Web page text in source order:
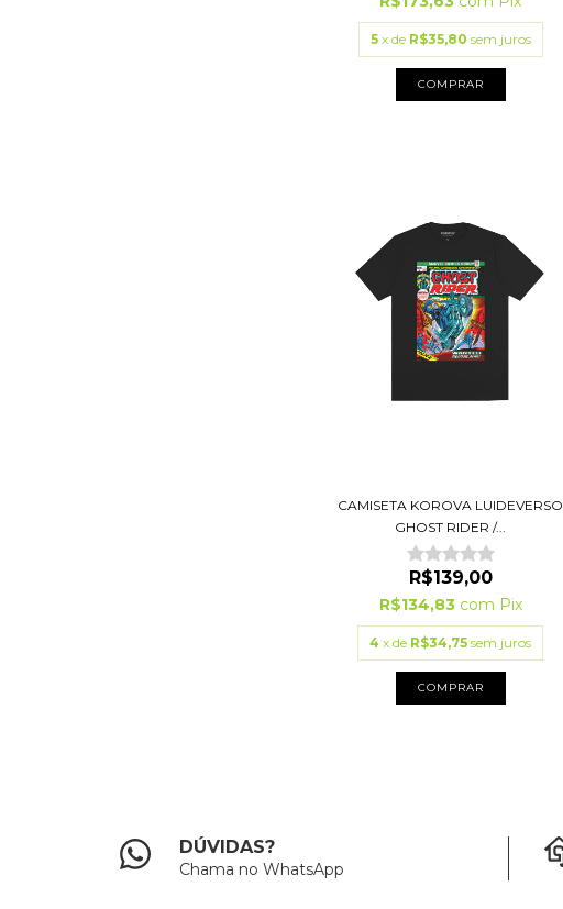
5 x de R$35,80 sem juros
COMPRAR
CAMISETA KOROVA LUIDEVERSO
GHOST RIDER /...
R$139,00
R$134,83 com Pix
4 x de R$34,75 sem juros
COMPRAR
DÚVIDAS?
Chama no WhatsApp